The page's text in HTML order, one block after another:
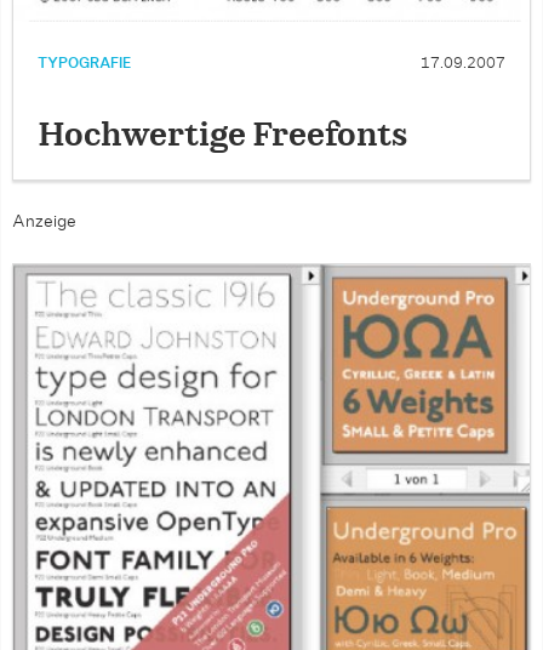
TYPOGRAFIE 17.09.2007
Hochwertige Freefonts
Anzeige